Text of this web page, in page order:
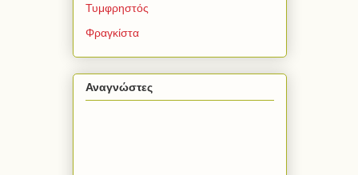
Τυμφρηστός
Φραγκίστα
Αναγνώστες